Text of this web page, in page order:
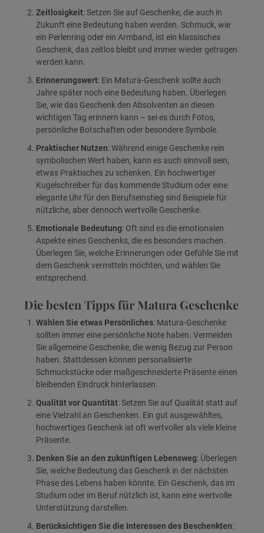
Zeitlosigkeit: Setzen Sie auf Geschenke, die auch in
Zukunft eine Bedeutung haben werden. Schmuck, wie
ein Perlenring oder ein Armband, ist ein klassisches
Geschenk, das zeitlos bleibt und immer wieder getragen
werden kann.
Erinnerungswert: Ein Matura-Geschenk sollte auch
Jahre später noch eine Bedeutung haben. Überlegen
Sie, wie das Geschenk den Absolventen an diesen
wichtigen Tag erinnern kann – sei es durch Fotos,
persönliche Botschaften oder besondere Symbole.
Praktischer Nutzen: Während einige Geschenke rein
symbolischen Wert haben, kann es auch sinnvoll sein,
etwas Praktisches zu schenken. Ein hochwertiger
Kugelschreiber für das kommende Studium oder eine
elegante Uhr für den Berufseinstieg sind Beispiele für
nützliche, aber dennoch wertvolle Geschenke.
Emotionale Bedeutung: Oft sind es die emotionalen
Aspekte eines Geschenks, die es besonders machen.
Überlegen Sie, welche Erinnerungen oder Gefühle Sie mit
dem Geschenk vermitteln möchten, und wählen Sie
entsprechend.
Die besten Tipps für Matura Geschenke
Wählen Sie etwas Persönliches: Matura-Geschenke
sollten immer eine persönliche Note haben. Vermeiden
Sie allgemeine Geschenke, die wenig Bezug zur Person
haben. Stattdessen können personalisierte
Schmuckstücke oder maßgeschneiderte Präsente einen
bleibenden Eindruck hinterlassen.
Qualität vor Quantität: Setzen Sie auf Qualität statt auf
eine Vielzahl an Geschenken. Ein gut ausgewähltes,
hochwertiges Geschenk ist oft wertvoller als viele kleine
Präsente.
Denken Sie an den zukünftigen Lebensweg: Überlegen
Sie, welche Bedeutung das Geschenk in der nächsten
Phase des Lebens haben könnte. Ein Geschenk, das im
Studium oder im Beruf nützlich ist, kann eine wertvolle
Unterstützung darstellen.
Berücksichtigen Sie die Interessen des Beschenkten: